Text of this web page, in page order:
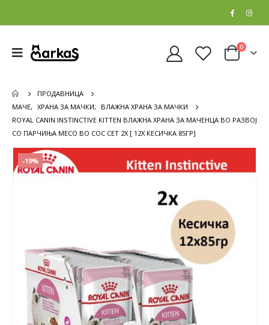
0
ПРОДАВНИЦА
МАЧЕ, ХРАНА ЗА МАЧКИ,
ВЛАЖНА ХРАНА ЗА МАЧКИ
ROYAL CANIN INSTINCTIVE KITTEN ВЛАЖНА ХРАНА ЗА МАЧЕНЦА ВО РАЗВОЈ
СО ПАРЧИЊА МЕСО ВО СОС СЕТ 2Х [ 12X КЕСИЧКА 85ГР]
-19%